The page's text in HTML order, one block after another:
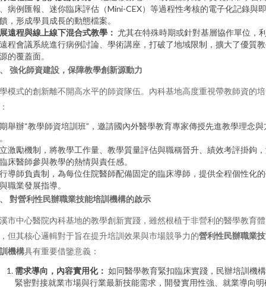
病例匯報、迷你臨床評估（Mini-CEX）等過程性考核的電子化記錄與
，形成學員成長的動態檔案。
遠程與線上線下混合式教學： 尤其在特殊時期或針對基層協作單位，
程會議系統進行病例討論、學術講座，打破了地域限制，擴大了優質
的覆蓋面。
強化師資建設，保障教學創新源動力
模式的創新離不開高水平的師資隊伍。內科基地高度重視帶教師資的培
舉辦“教學師資培訓班”，邀請國內外醫學教育專家傳授先進教學理念與
激勵機制，將教學工作量、教學質量評估與職稱晉升、績效考評掛鉤
床醫師參與教學的熱情與責任感。
導師負責制，為每位住院醫師配備固定的臨床導師，提供全程個性化
職業發展指導。
對營利性民辦職業技能培訓機構的啟示
市中心醫院內科基地的教學創新實踐，雖然根植于非營利的醫學教育體
但其核心邏輯對于旨在提升培訓效果與市場競爭力的營利性民辦職業
機構具有重要借鑒意義：
需求導向，內容實用化： 如同醫學教育緊扣臨床實踐，民辦培訓機
緊密對接就業市場與行業最新技能需求，開發實用性強、就業導向明